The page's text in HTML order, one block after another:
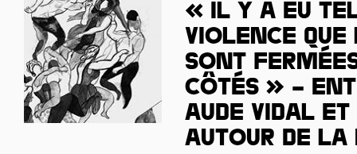
« Il y a eu
violence
sont
côtés » –
Aude Vidal et
autour de la